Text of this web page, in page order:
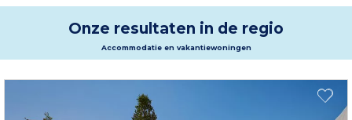
Onze resultaten in de regio
Accommodatie en vakantiewoningen